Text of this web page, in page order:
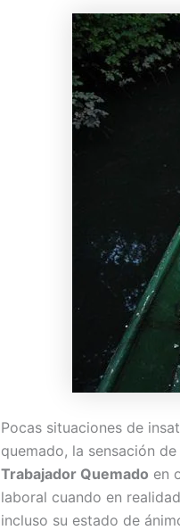
Pocas situaciones de
quemado, la sensación
Trabajador Quemado en
laboral cuando en
incluso su estado de